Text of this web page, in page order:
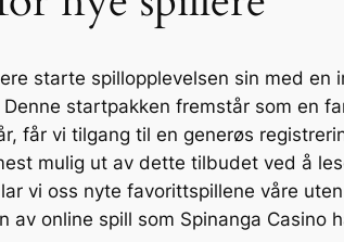
starte spillopplevelsen sin med
startpakken fremstår som en
får vi tilgang til en generøs
mulig ut av dette tilbudet ved å
vi oss nyte favorittspillene våre
av online spill som Spinanga Casino